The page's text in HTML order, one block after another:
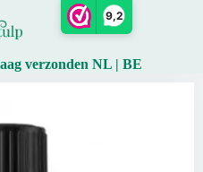
9,2
verzonden NL | BE